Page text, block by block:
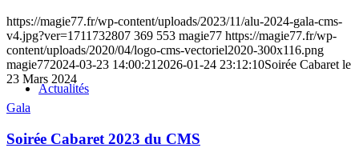
Actualités
https://magie77.fr/wp-content/uploads/2023/11/alu-2024-gala-cms-
v4.jpg?ver=1711732807 369 553 magie77 https://magie77.fr/wp-
content/uploads/2020/04/logo-cms-vectoriel2020-300x116.png
magie772024-03-23 14:00:21 2026-01-24 23:12:10Soirée Cabaret le
23 Mars 2024
Gala
Soirée Cabaret 2023 du CMS